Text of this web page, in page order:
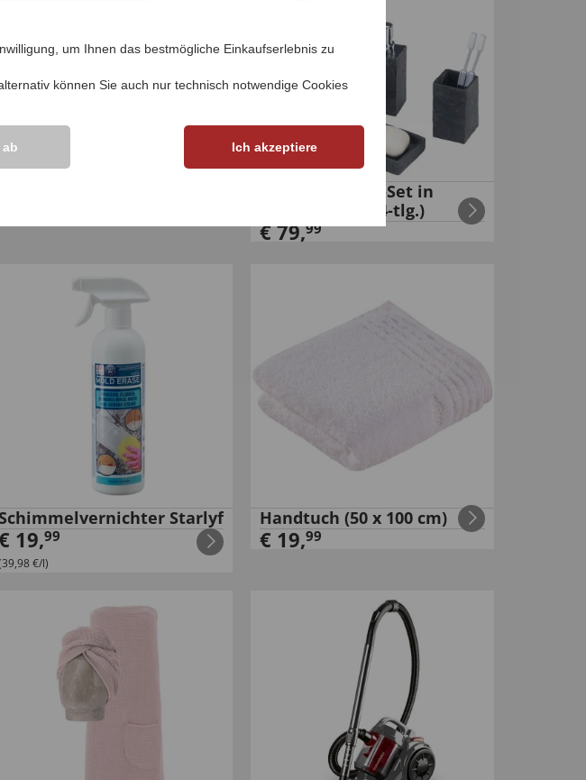
Bad-Accessoire-Set in
Schieferoptik (4-tlg.)
€79,99
Schimmelvernichter Starlyf
19,99
€/l)
Handtuch (50 x 100 cm)
€ 19,99
um Ihnen das bestmögliche Einkaufserlebnis zu
können Sie auch nur technisch notwendige Cookies
Ich akzeptiere